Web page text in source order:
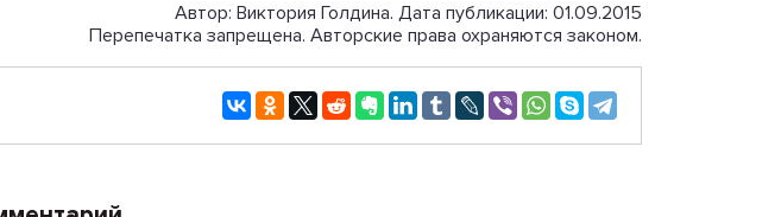
Автор: Виктория Голдина. Дата публикации: 01.09.2015
Перепечатка запрещена. Авторские права охраняются законом.